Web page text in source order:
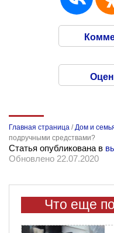
Главная страница /Дом и
подручными средствами?
Статья опубликована в
Обновлено 22.07.2020
Что еще